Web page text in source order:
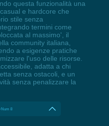
questa funzionalità una
e hardcore che
stile senza
termini come
al massimo', il
community italiana,
a esigenze pratiche
l'uso delle risorse.
adatta a chi
senza ostacoli, e un
senza penalizzare la
8